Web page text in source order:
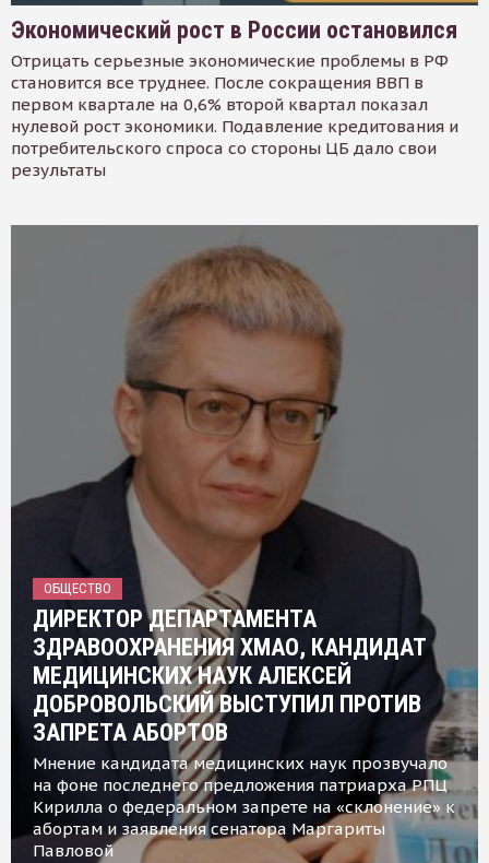
Экономический рост в России остановился
Отрицать серьезные экономические проблемы в РФ
становится все труднее. После сокращения ВВП в
первом квартале на 0,6% второй квартал показал
нулевой рост экономики. Подавление кредитования и
потребительского спроса со стороны ЦБ дало свои
результаты
ОБЩЕСТВО
ДИРЕКТОР ДЕПАРТАМЕНТА
ЗДРАВООХРАНЕНИЯ ХМАО, КАНДИДАТ
МЕДИЦИНСКИХ НАУК АЛЕКСЕЙ
ДОБРОВОЛЬСКИЙ ВЫСТУПИЛ ПРОТИВ
ЗАПРЕТА АБОРТОВ
Мнение кандидата медицинских наук прозвучало
на фоне последнего предложения патриарха РПЦ
Кирилла о федеральном запрете на «склонение» к
абортам и заявления сенатора Маргариты
Павловой